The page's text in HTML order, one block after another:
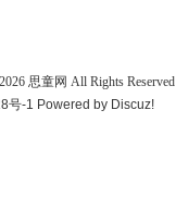
2026 思童网 All Rights Reserved
号-1 Powered by Discuz!